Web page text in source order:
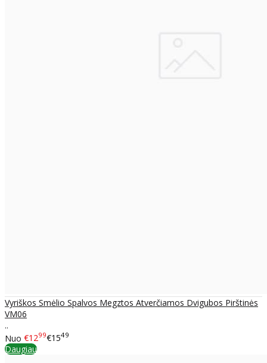
Vyriškos Smėlio Spalvos Megztos Atverčiamos Dvigubos Pirštinės
VM06
..
Nuo €1299€1549
Daugiau